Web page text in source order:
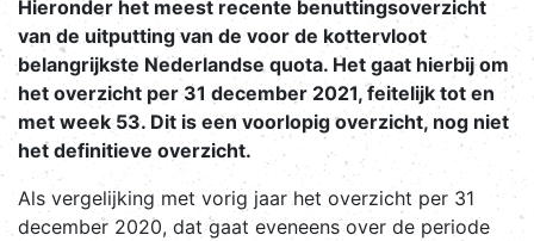
Hieronder het meest recente benuttingsoverzicht
van de uitputting van de voor de kottervloot
belangrijkste Nederlandse quota. Het gaat hierbij om
het overzicht per 31 december 2021, feitelijk tot en
met week 53. Dit is een voorlopig overzicht, nog niet
het definitieve overzicht.
Als vergelijking met vorig jaar het overzicht per 31
december 2020, dat gaat eveneens over de periode